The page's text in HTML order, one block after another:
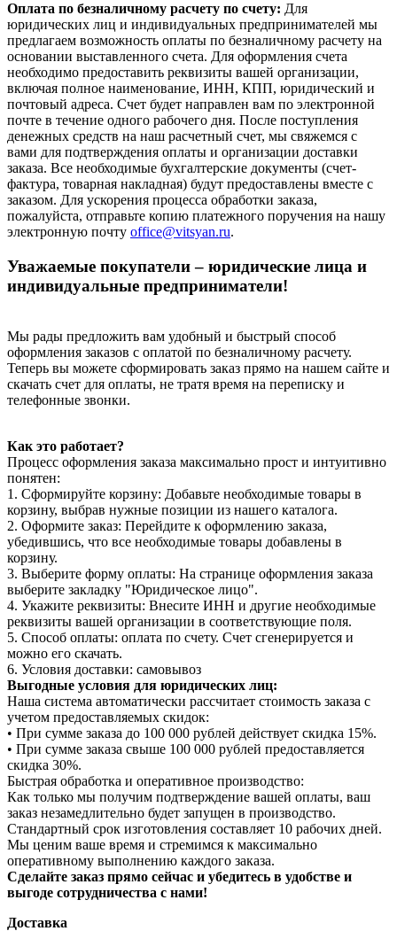
Оплата по безналичному расчету по счету: Для
юридических лиц и индивидуальных предпринимателей мы
предлагаем возможность оплаты по безналичному расчету на
основании выставленного счета. Для оформления счета
необходимо предоставить реквизиты вашей организации,
включая полное наименование, ИНН, КПП, юридический и
почтовый адреса. Счет будет направлен вам по электронной
почте в течение одного рабочего дня. После поступления
денежных средств на наш расчетный счет, мы свяжемся с
вами для подтверждения оплаты и организации доставки
заказа. Все необходимые бухгалтерские документы (счет-
фактура, товарная накладная) будут предоставлены вместе с
заказом. Для ускорения процесса обработки заказа,
пожалуйста, отправьте копию платежного поручения на нашу
электронную почту office@vitsyan.ru.
Уважаемые покупатели – юридические лица и
индивидуальные предприниматели!
Мы рады предложить вам удобный и быстрый способ
оформления заказов с оплатой по безналичному расчету.
Теперь вы можете сформировать заказ прямо на нашем сайте и
скачать счет для оплаты, не тратя время на переписку и
телефонные звонки.
Как это работает?
Процесс оформления заказа максимально прост и интуитивно
понятен:
1. Сформируйте корзину: Добавьте необходимые товары в
корзину, выбрав нужные позиции из нашего каталога.
2. Оформите заказ: Перейдите к оформлению заказа,
убедившись, что все необходимые товары добавлены в
корзину.
3. Выберите форму оплаты: На странице оформления заказа
выберите закладку "Юридическое лицо".
4. Укажите реквизиты: Внесите ИНН и другие необходимые
реквизиты вашей организации в соответствующие поля.
5. Способ оплаты: оплата по счету. Счет сгенерируется и
можно его скачать.
6. Условия доставки: самовывоз
Выгодные условия для юридических лиц:
Наша система автоматически рассчитает стоимость заказа с
учетом предоставляемых скидок:
• При сумме заказа до 100 000 рублей действует скидка 15%.
• При сумме заказа свыше 100 000 рублей предоставляется
скидка 30%.
Быстрая обработка и оперативное производство:
Как только мы получим подтверждение вашей оплаты, ваш
заказ незамедлительно будет запущен в производство.
Стандартный срок изготовления составляет 10 рабочих дней.
Мы ценим ваше время и стремимся к максимально
оперативному выполнению каждого заказа.
Сделайте заказ прямо сейчас и убедитесь в удобстве и
выгоде сотрудничества с нами!
Доставка